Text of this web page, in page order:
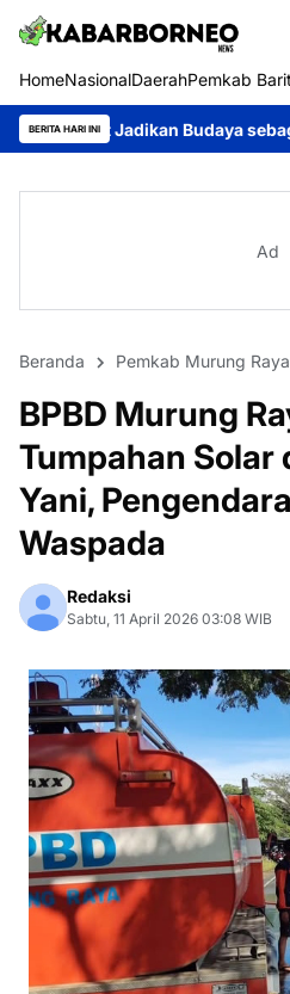
HomeNasionalDaerahPemkab
BERITA HARI INI
Budaya sebagai Kekuatan
Ad
Beranda Pemkab Murung Raya
BPBD Murung
Tumpahan Solar
Yani,
Waspada
Redaksi
Sabtu, 11 April 2026 03:08 WIB